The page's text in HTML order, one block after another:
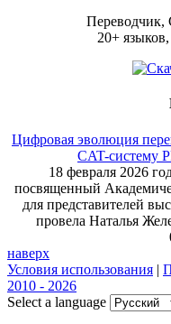
Переводчик,
20+
Цифровая эволюция
CAT-систему
18 февраля 2026
посвященный
для представителей
провела Наталья
наверх
Условия использования |
2010 - 2026
Select a language